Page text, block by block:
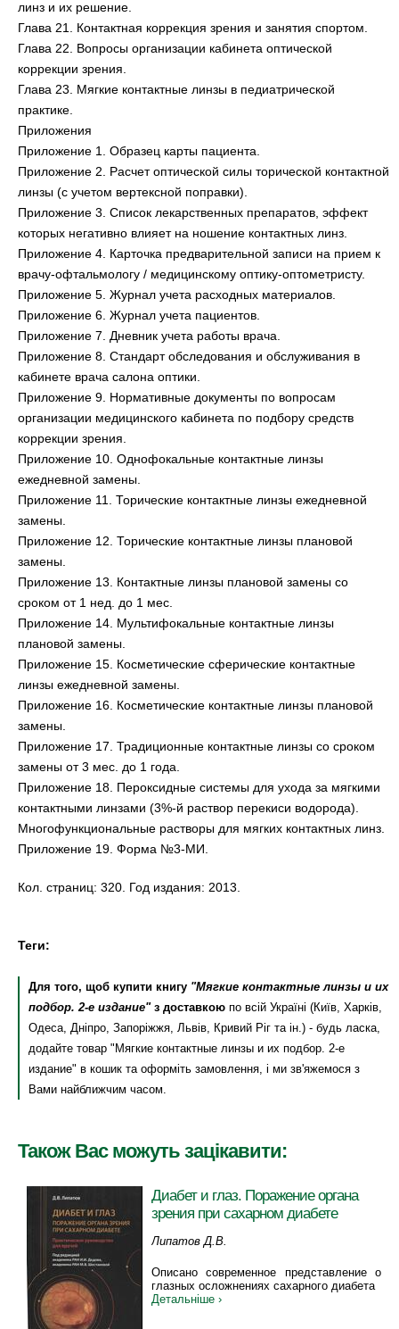
линз и их решение.
Глава 21. Контактная коррекция зрения и занятия спортом.
Глава 22. Вопросы организации кабинета оптической
коррекции зрения.
Глава 23. Мягкие контактные линзы в педиатрической
практике.
Приложения
Приложение 1. Образец карты пациента.
Приложение 2. Расчет оптической силы торической контактной
линзы (с учетом вертексной поправки).
Приложение 3. Список лекарственных препаратов, эффект
которых негативно влияет на ношение контактных линз.
Приложение 4. Карточка предварительной записи на прием к
врачу-офтальмологу / медицинскому оптику-оптометристу.
Приложение 5. Журнал учета расходных материалов.
Приложение 6. Журнал учета пациентов.
Приложение 7. Дневник учета работы врача.
Приложение 8. Стандарт обследования и обслуживания в
кабинете врача салона оптики.
Приложение 9. Нормативные документы по вопросам
организации медицинского кабинета по подбору средств
коррекции зрения.
Приложение 10. Однофокальные контактные линзы
ежедневной замены.
Приложение 11. Торические контактные линзы ежедневной
замены.
Приложение 12. Торические контактные линзы плановой
замены.
Приложение 13. Контактные линзы плановой замены со
сроком от 1 нед. до 1 мес.
Приложение 14. Мультифокальные контактные линзы
плановой замены.
Приложение 15. Косметические сферические контактные
линзы ежедневной замены.
Приложение 16. Косметические контактные линзы плановой
замены.
Приложение 17. Традиционные контактные линзы со сроком
замены от 3 мес. до 1 года.
Приложение 18. Пероксидные системы для ухода за мягкими
контактными линзами (3%-й раствор перекиси водорода).
Многофункциональные растворы для мягких контактных линз.
Приложение 19. Форма №3-МИ.
Кол. страниц: 320. Год издания: 2013.
Теги:
Для того, щоб купити книгу "Мягкие контактные линзы и их
подбор. 2-е издание"з доставкою по всій Україні (Київ, Харків,
Одеса, Дніпро, Запоріжжя, Львів, Кривий Ріг та ін.) - будь ласка,
додайте товар "Мягкие контактные линзы и их подбор. 2-е
издание" в кошик та оформіть замовлення, і ми зв'яжемося з
Вами найближчим часом.
Також Вас можуть зацікавити:
Диабет и глаз. Поражение органа
зрения при сахарном диабете
Липатов Д.В.
Описано современное представление о
глазных осложнениях сахарного диабета
Детальніше ›